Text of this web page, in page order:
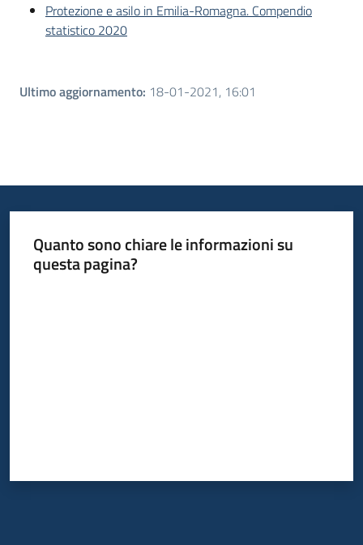
Protezione e asilo in Emilia-Romagna. Compendio
statistico 2020
Ultimo aggiornamento: 18-01-2021, 16:01
Quanto sono chiare le informazioni su
questa pagina?